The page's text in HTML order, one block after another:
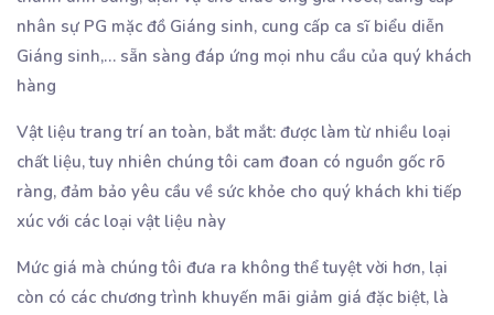
nhân sự PG mặc đồ Giáng sinh, cung cấp ca sĩ biểu diễn
Giáng sinh,… sẵn sàng đáp ứng mọi nhu cầu của quý khách
hàng
Vật liệu trang trí an toàn, bắt mắt: được làm từ nhiều loại
chất liệu, tuy nhiên chúng tôi cam đoan có nguồn gốc rõ
ràng, đảm bảo yêu cầu về sức khỏe cho quý khách khi tiếp
xúc với các loại vật liệu này
Mức giá mà chúng tôi đưa ra không thể tuyệt vời hơn, lại
còn có các chương trình khuyến mãi giảm giá đặc biệt, là